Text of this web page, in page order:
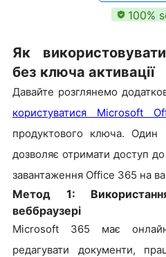
100%
Як
без ключа активації
Давайте розглянемо
користуватися Microsoft
продуктового ключа. Один
дозволяє отримати доступ до
завантаження Office 365 на
Метод 1:
веббраузері
Microsoft 365 має
редагувати документи,